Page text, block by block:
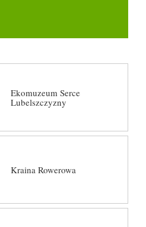
Ekomuzeum Serce
Lubelszczyzny
Kraina Rowerowa